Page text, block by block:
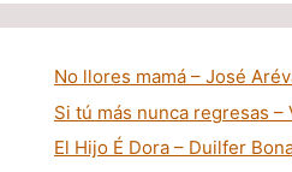
No llores mamá – José
Si tú más nunca regresas
El Hijo É Dora – Duilfer